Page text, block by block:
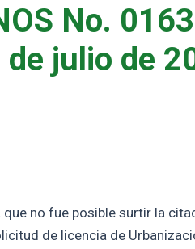
No.
julio de
que no fue posible surtir la
de licencia de